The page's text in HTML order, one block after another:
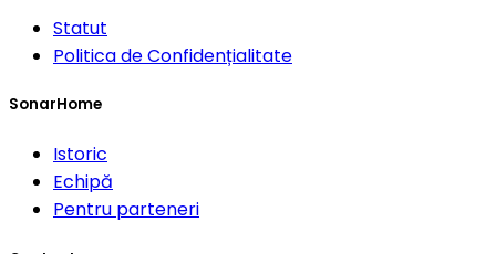
Statut
Politica de Confidențialitate
SonarHome
Istoric
Echipă
Pentru parteneri